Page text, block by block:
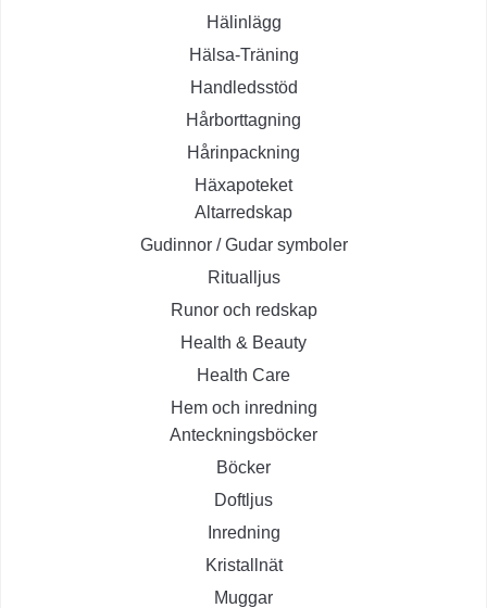
Hälinlägg
Hälsa-Träning
Handledsstöd
Hårborttagning
Hårinpackning
Häxapoteket
Altarredskap
Gudinnor / Gudar symboler
Ritualljus
Runor och redskap
Health & Beauty
Health Care
Hem och inredning
Anteckningsböcker
Böcker
Doftljus
Inredning
Kristallnät
Muggar